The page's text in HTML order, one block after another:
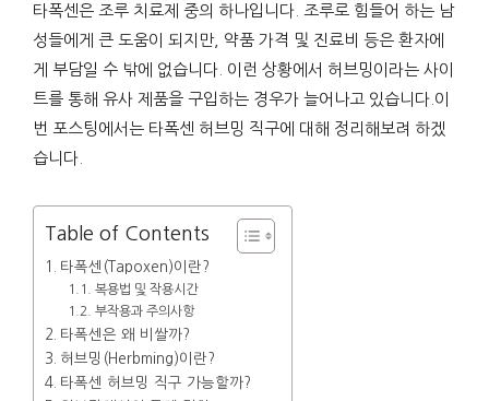
타폭센은 조루 치료제 중의 하나입니다. 조루로 힘들어 하는 남
성들에게 큰 도움이 되지만, 약품 가격 및 진료비 등은 환자에
게 부담일 수 밖에 없습니다. 이런 상황에서 허브밍이라는 사이
트를 통해 유사 제품을 구입하는 경우가 늘어나고 있습니다.이
번 포스팅에서는 타폭센 허브밍 직구에 대해 정리해보려 하겠
습니다.
Table of Contents
타폭센(Tapoxen)이란?
복용법 및 작용시간
부작용과 주의사항
타폭센은 왜 비쌀까?
허브밍(Herbming)이란?
타폭센 허브밍 직구 가능할까?